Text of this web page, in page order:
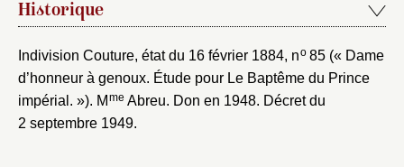
Historique
Indivision Couture, état du 16 février 1884, no85 (« Dame
d’honneur à genoux. Étude pour Le Baptême du Prince
impérial. »). M me Abreu. Don en 1948. Décret du
2 septembre 1949.